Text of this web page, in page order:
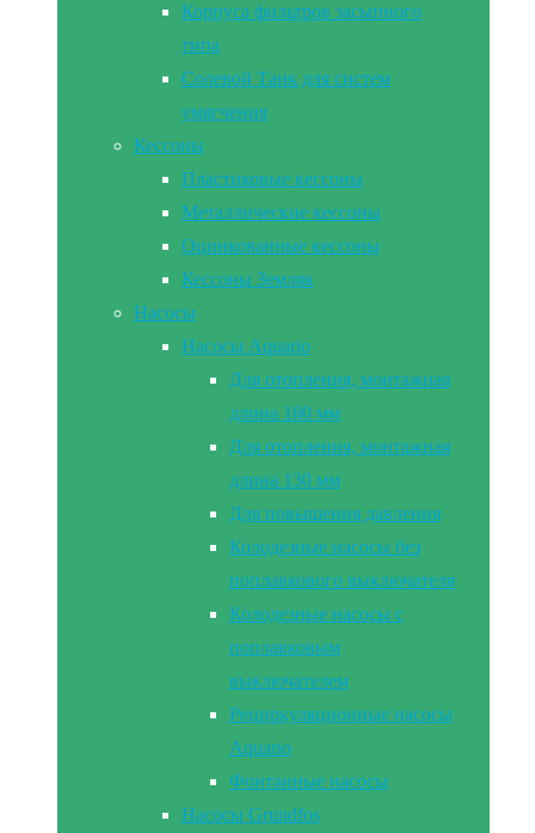
Корпуса фильтров засыпного
типа
Солевой Танк для систем
умягчения
Кессоны
Пластиковые кессоны
Металлические кессоны
Оцинкованные кессоны
Кессоны Земляк
Насосы
Насосы Aquario
Для отопления, монтажная
длина 180 мм
Для отопления, монтажная
длина 130 мм
Для повышения давления
Колодезные насосы без
поплавкового выключателя
Колодезные насосы с
поплавковым
выключателем
Рециркуляционные насосы
Aquario
Фонтанные насосы
Насосы Grundfos